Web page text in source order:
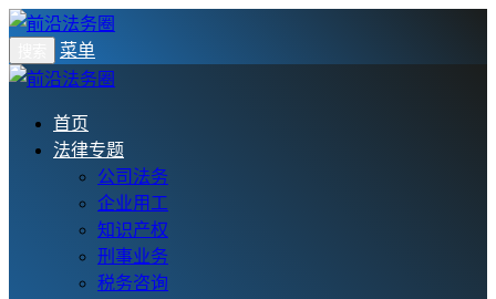
菜单
首页
法律专题
公司法务
企业用工
知识产权
刑事业务
税务咨询